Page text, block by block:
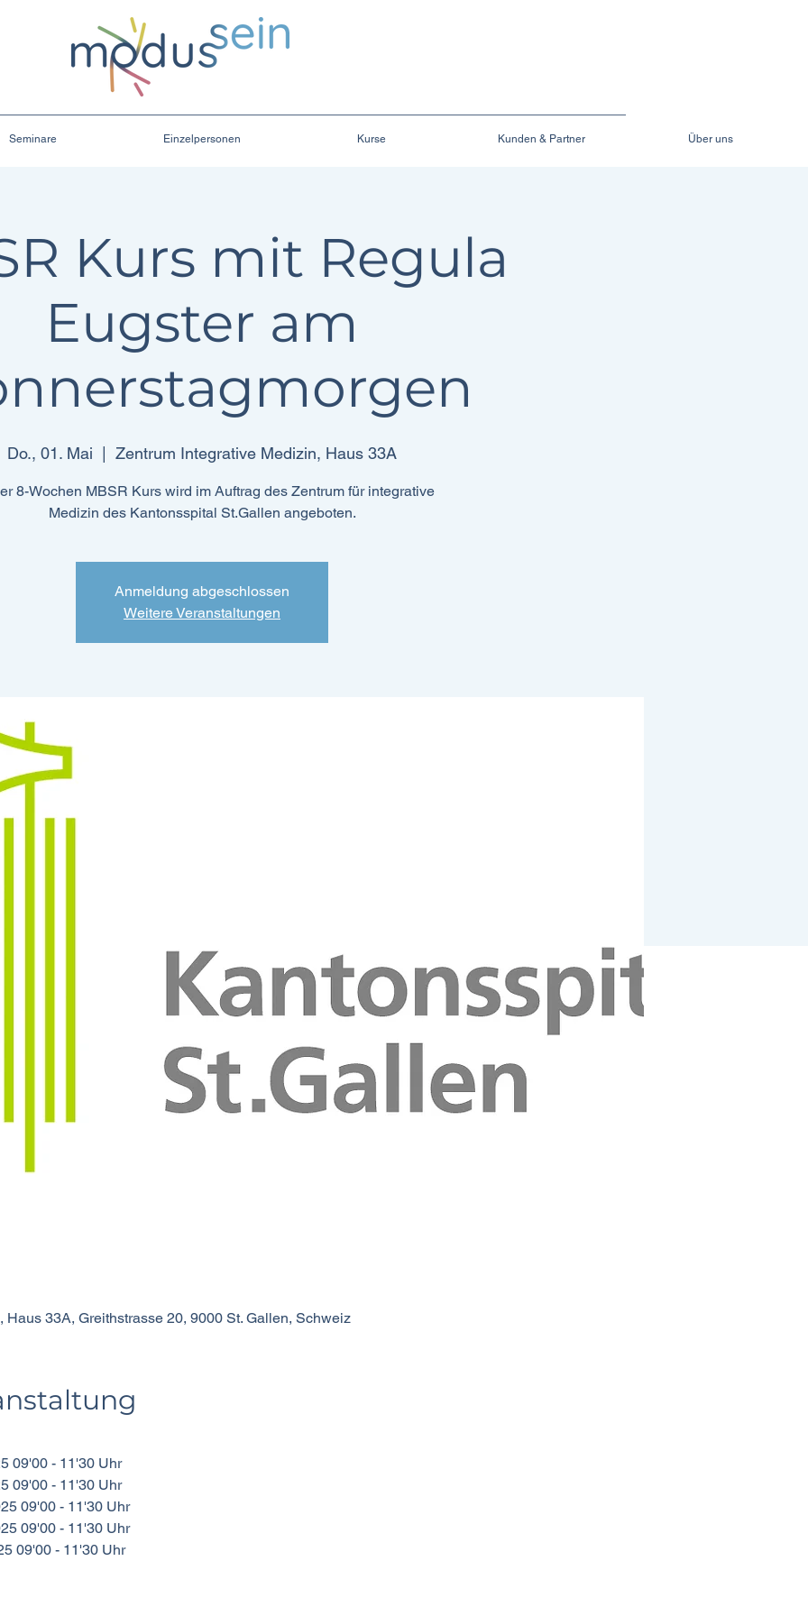
Seminare Einzelpersonen Kurse Kunden & Partner Über uns
Kurs mit Regula
Eugster am
Do., 01. Mai Zentrum Integrative Medizin, Haus 33A
8-Wochen MBSR Kurs wird im Auftrag des Zentrum für integrative
Medizin des Kantonsspital St.Gallen angeboten.
Anmeldung abgeschlossen
Weitere Veranstaltungen
33A, Greithstrasse 20, 9000 St. Gallen, Schweiz
09'00 - 11'30 Uhr
09'00 - 11'30 Uhr
09'00 - 11'30 Uhr
09'00 - 11'30 Uhr
09'00 - 11'30 Uhr